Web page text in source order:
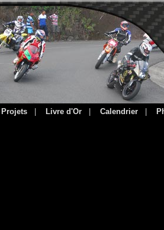
Projets Livre d'Or Calendrier